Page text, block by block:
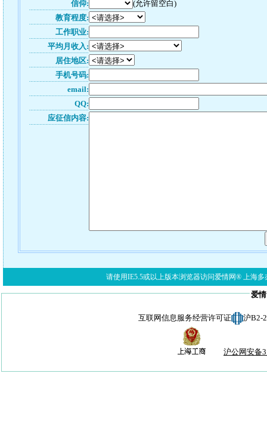
信仰:
(允许留空白)
教育程度:
工作职业:
平均月收入:
居住地区:
手机号码:
email:
QQ:
应征信内容:
请使用IE5.5或以上版本浏览器访问爱情网® 上海多
爱
互联网信息服务经营许可证 沪B2-
沪公网安备